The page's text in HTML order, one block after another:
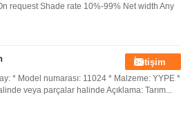
request Shade rate 10%-99% Net width Any
İletişim
* Model numarası: 11024 * Malzeme: YYPE *
veya parçalar halinde Açıklama: Tarım...